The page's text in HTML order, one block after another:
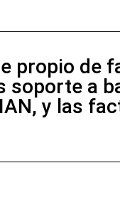
propio de
soporte a
y las